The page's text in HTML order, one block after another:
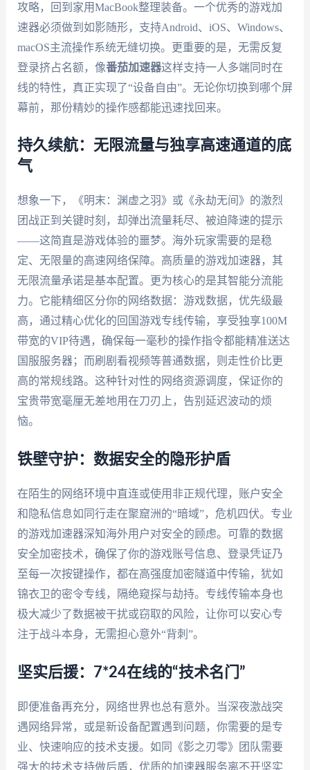
攻略，回到家用MacBook整理装备。一个优秀的游戏加
速器必须做到如影随形，支持Android、iOS、Windows、
macOS主流操作系统无缝切换。更重要的是，无需反复
登录挤占名额，像番茄加速器这样支持一人多端同时在
线的特性，真正实现了“设备自由”。无论你切换到哪个屏
幕前，那份精妙的操作感都能迅速找回来。
持久续航：无限流量与独享高速通道的底
气
想象一下，《明末：渊虚之羽》或《永劫无间》的激烈
团战正到关键时刻，却弹出流量耗尽、被迫降速的提示
——这简直是游戏体验的噩梦。海外玩家需要的是稳
定、无限量的高速网络保障。高质量的游戏加速器，其
无限流量承诺是基本配置。更为核心的是其智能分流能
力。它能精细区分你的网络数据：游戏数据，优先级最
高，通过精心优化的回国游戏专线传输，享受独享100M
带宽的VIP待遇，确保每一毫秒的操作指令都能精准送达
国服服务器；而刷剧看视频等普通数据，则走性价比更
高的常规线路。这种针对性的网络资源调度，保证你的
宝贵带宽毫厘无差地用在刀刃上，告别延迟波动的烦
恼。
铁壁守护：数据安全的隐形护盾
在陌生的网络环境中直连或使用非正规代理，账户安全
和隐私信息如同行走在聚窟洲的“暗域”，危机四伏。专业
的游戏加速器深知海外用户对安全的顾虑。可靠的数据
安全加密技术，确保了你的游戏账号信息、登录凭证乃
至每一次按键操作，都在高强度加密隧道中传输，犹如
锦衣卫的密令专线，隔绝窥探与劫持。专线传输本身也
极大减少了数据被干扰或窃取的风险，让你可以安心专
注于战斗本身，无需担心意外“背刺”。
坚实后援：7*24在线的“技术名门”
即便准备再充分，网络世界也总有意外。当深夜激战突
遇网络异常，或是新设备配置遇到问题，你需要的是专
业、快速响应的技术支援。如同《影之刃零》团队需要
强大的技术支持做后盾，优质的加速器服务离不开坚实